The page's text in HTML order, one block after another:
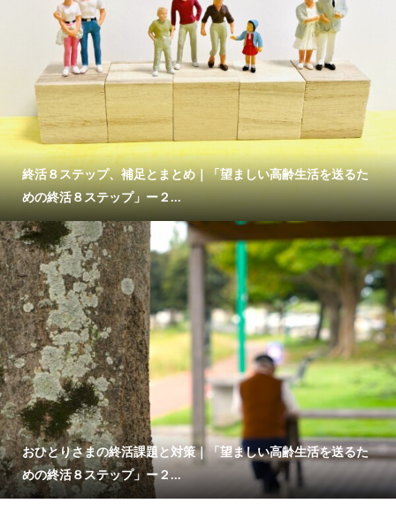
終活８ステップ、補足とまとめ｜「望ましい高齢生活を送るた
めの終活８ステップ」ー２...
おひとりさまの終活課題と対策｜「望ましい高齢生活を送るた
めの終活８ステップ」ー２...